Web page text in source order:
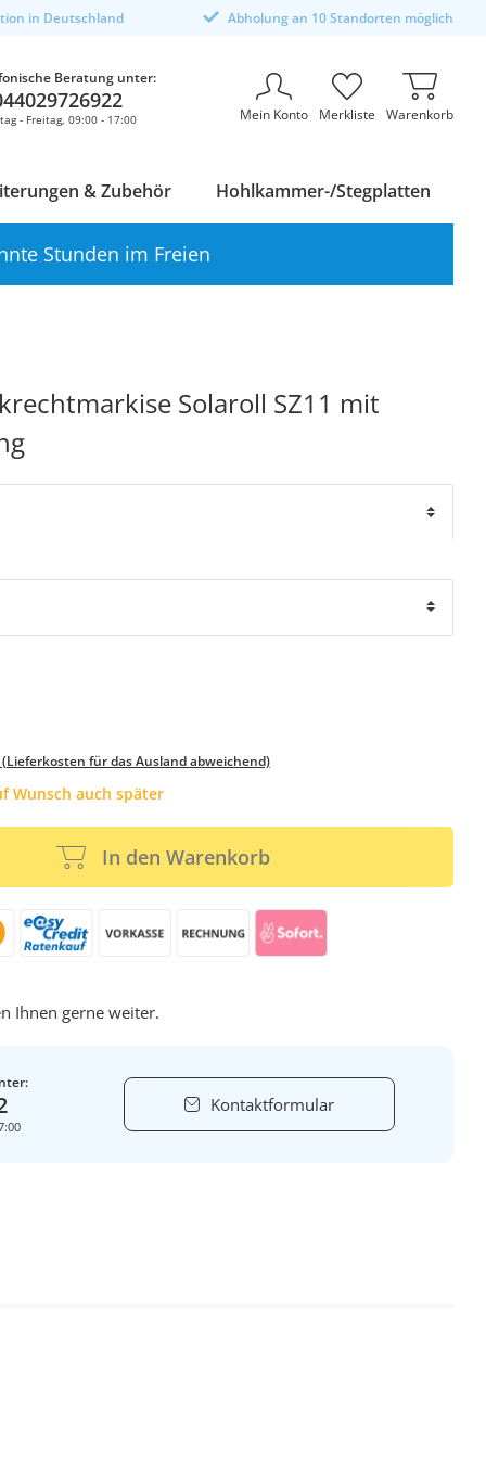
in Deutschland Abholung an 10 Standorten möglich
Beratung unter:
- Freitag, 09:00 - 17:00 Mein Konto Merkliste Warenkorb
& Zubehör Hohlkammer-/Stegplatten
Stunden im Freien
Solaroll SZ11 mit
für das Ausland abweichend)
Wunsch auch später
In den Warenkorb
Ihnen gerne weiter.
Kontaktformular